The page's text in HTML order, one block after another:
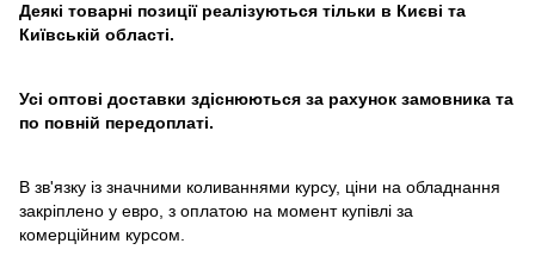
Деякі товарні позиції реалізуються тільки в Києві та
Київській області.
Усі оптові доставки здіснюються за рахунок замовника та
по повній передоплаті.
В зв'язку із значними коливаннями курсу, ціни на обладнання
закріплено у евро, з оплатою на момент купівлі за
комерційним курсом.